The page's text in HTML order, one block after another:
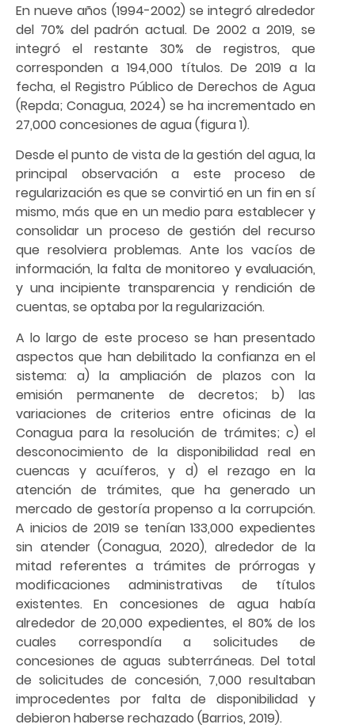
En nueve años (1994-2002) se integró alrededor
del 70% del padrón actual. De 2002 a 2019, se
integró el restante 30% de registros, que
corresponden a 194,000 títulos. De 2019 a la
fecha, el Registro Público de Derechos de Agua
(Repda; Conagua, 2024) se ha incrementado en
27,000 concesiones de agua (figura 1).
Desde el punto de vista de la gestión del agua, la
principal observación a este proceso de
regularización es que se convirtió en un fin en sí
mismo, más que en un medio para establecer y
consolidar un proceso de gestión del recurso
que resolviera problemas. Ante los vacíos de
información, la falta de monitoreo y evaluación,
y una incipiente transparencia y rendición de
cuentas, se optaba por la regularización.
A lo largo de este proceso se han presentado
aspectos que han debilitado la confianza en el
sistema: a) la ampliación de plazos con la
emisión permanente de decretos; b) las
variaciones de criterios entre oficinas de la
Conagua para la resolución de trámites; c) el
desconocimiento de la disponibilidad real en
cuencas y acuíferos, y d) el rezago en la
atención de trámites, que ha generado un
mercado de gestoría propenso a la corrupción.
A inicios de 2019 se tenían 133,000 expedientes
sin atender (Conagua, 2020), alrededor de la
mitad referentes a trámites de prórrogas y
modificaciones administrativas de títulos
existentes. En concesiones de agua había
alrededor de 20,000 expedientes, el 80% de los
cuales correspondía a solicitudes de
concesiones de aguas subterráneas. Del total
de solicitudes de concesión, 7,000 resultaban
improcedentes por falta de disponibilidad y
debieron haberse rechazado (Barrios, 2019).